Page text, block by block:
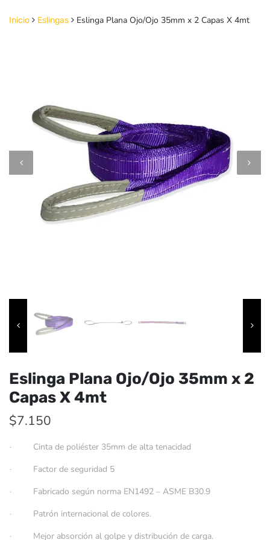
Inicio Eslingas Eslinga Plana Ojo/Ojo 35mm x 2 Capas X 4mt
Eslinga Plana Ojo/Ojo 35mm x 2
Capas X 4mt
$7.150
· Cinta de poliéster 35mm de alta tenacidad
· Factor de seguridad 5
· Fabricado según norma EN1492 – ASME B30.9
· Patrón internacional de colores.
· Mejor absorción al golpe y distribución de carga.